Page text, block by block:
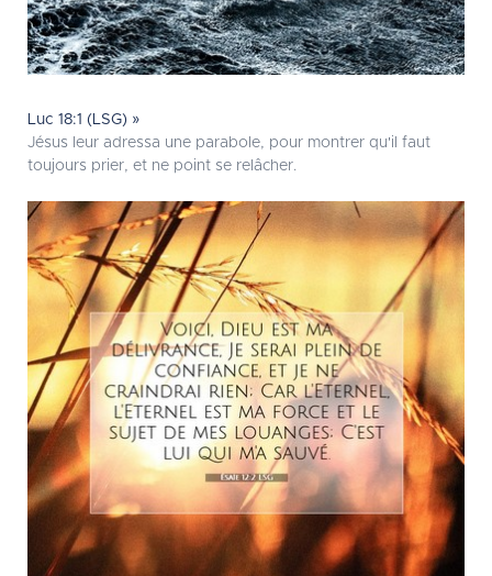
Luc 18:1 (LSG) »
Jésus leur adressa une parabole, pour montrer qu'il faut
toujours prier, et ne point se relâcher.